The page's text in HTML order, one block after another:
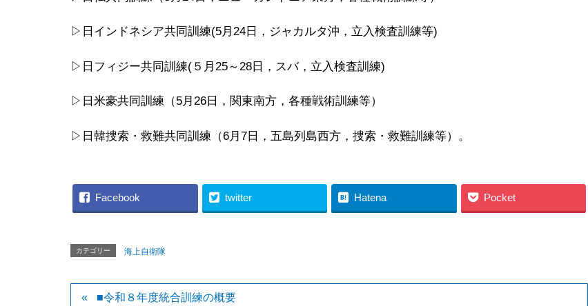
▷日インドネシア共同訓練(5月24日，ジャカルタ沖，立入検査訓練等)
▷日フィジー共同訓練(５月25～28日，スバ，立入検査訓練)
▷日米豪共同訓練（5月26日，関東南方，各種戦術訓練等）
▷日韓捜索・救難共同訓練（6月7日，五島列島西方，捜索・救難訓練等）。
Facebook twitter Hatena Pocket
カテゴリー 海上自衛隊
■令和８年度統合訓練の概要